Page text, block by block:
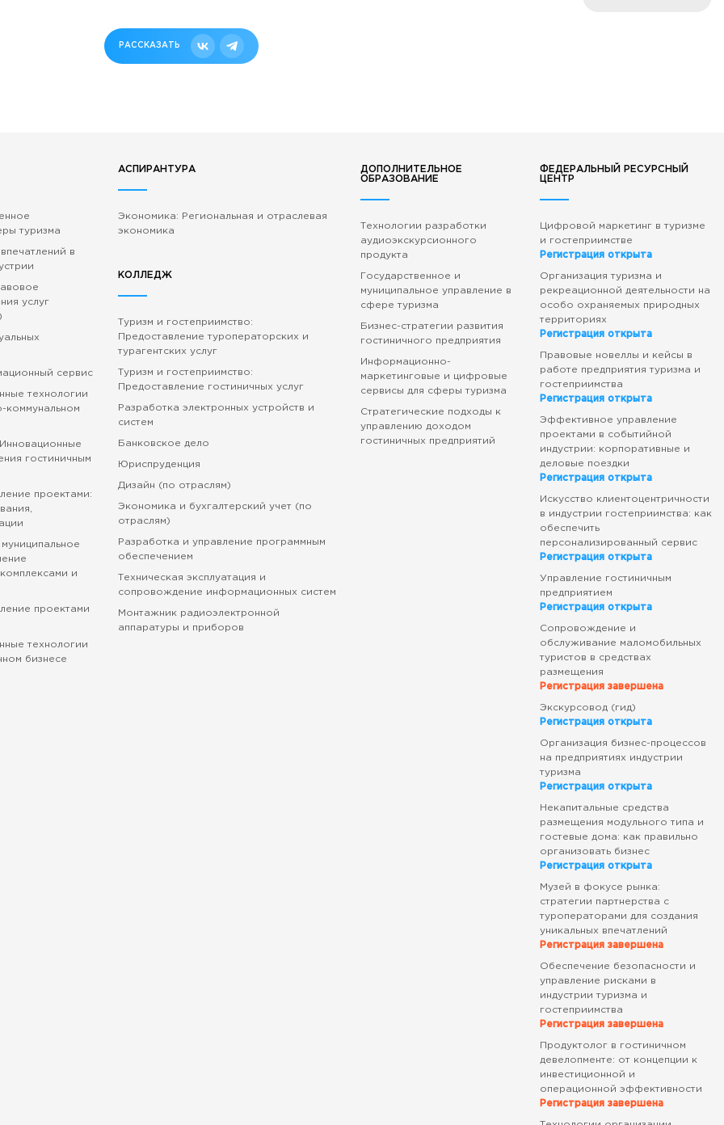
РАССКАЗАТЬ
туризма
в
услуг
сервис
технологии
коммунальном
гостиничным
проектами:
и
проектами
технологии
бизнесе
АСПИРАНТУРА
Экономика: Региональная и отраслевая
экономика
КОЛЛЕДЖ
Туризм и гостеприимство:
Предоставление туроператорских и
турагентских услуг
Туризм и гостеприимство:
Предоставление гостиничных услуг
Разработка электронных устройств и
систем
Банковское дело
Юриспруденция
Дизайн (по отраслям)
Экономика и бухгалтерский учет (по
отраслям)
Разработка и управление программным
обеспечением
Техническая эксплуатация и
сопровождение информационных систем
Монтажник радиоэлектронной
аппаратуры и приборов
ДОПОЛНИТЕЛЬНОЕ
ОБРАЗОВАНИЕ
Технологии разработки
аудиоэкскурсионного
продукта
Государственное и
муниципальное управление в
сфере туризма
Бизнес-стратегии развития
гостиничного предприятия
Информационно-
маркетинговые и цифровые
сервисы для сферы туризма
Стратегические подходы к
управлению доходом
гостиничных предприятий
ФЕДЕРАЛЬНЫЙ РЕСУРСНЫЙ
ЦЕНТР
Цифровой маркетинг в туризме
и гостеприимстве
Регистрация открыта
Организация туризма и
рекреационной деятельности на
особо охраняемых природных
территориях
Регистрация открыта
Правовые новеллы и кейсы в
работе предприятия туризма и
гостеприимства
Регистрация открыта
Эффективное управление
проектами в событийной
индустрии: корпоративные и
деловые поездки
Регистрация открыта
Искусство клиентоцентричности
в индустрии гостеприимства: как
обеспечить
персонализированный сервис
Регистрация открыта
Управление гостиничным
предприятием
Регистрация открыта
Сопровождение и
обслуживание маломобильных
туристов в средствах
размещения
Регистрация завершена
Экскурсовод (гид)
Регистрация открыта
Организация бизнес-процессов
на предприятиях индустрии
туризма
Регистрация открыта
Некапитальные средства
размещения модульного типа и
гостевые дома: как правильно
организовать бизнес
Регистрация открыта
Музей в фокусе рынка:
стратегии партнерства с
туроператорами для создания
уникальных впечатлений
Регистрация завершена
Обеспечение безопасности и
управление рисками в
индустрии туризма и
гостеприимства
Регистрация завершена
Продуктолог в гостиничном
девелопменте: от концепции к
инвестиционной и
операционной эффективности
Регистрация завершена